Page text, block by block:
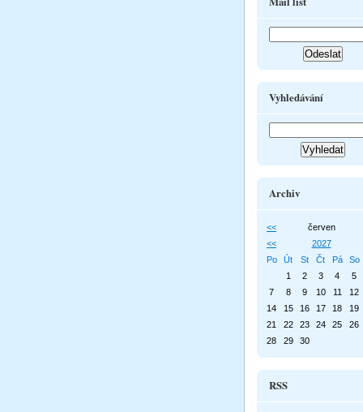
Vyhledávání
Archiv
<<
červen
<<
2027
Po
Út St Čt Pá
So
1
2 3 4
5
7
8 9 10 11
12
14
15 16 17 18
19
21
22 23 24 25
26
28
29 30
RSS